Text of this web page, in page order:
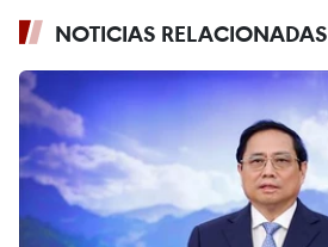
NOTICIAS RELACIONADAS